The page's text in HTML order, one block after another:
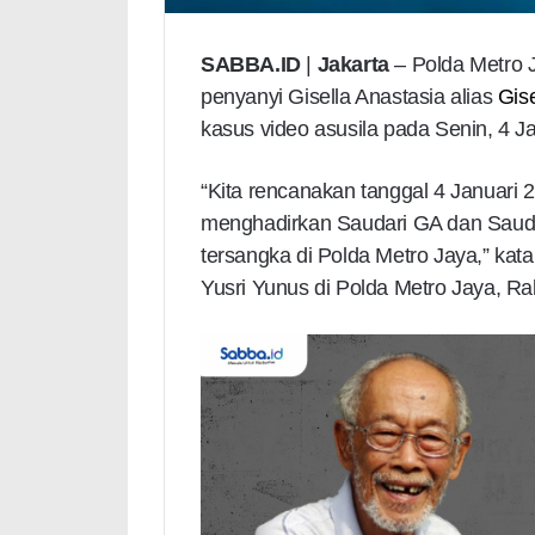
SABBA.ID| Jakarta– Polda Metro
penyanyi Gisella Anastasia alias
kasus video asusila pada Senin, 4
“Kita rencanakan tanggal 4 Januari
menghadirkan Saudari GA dan
tersangka di Polda Metro Jaya,”
Yusri Yunus di Polda Metro Jaya,